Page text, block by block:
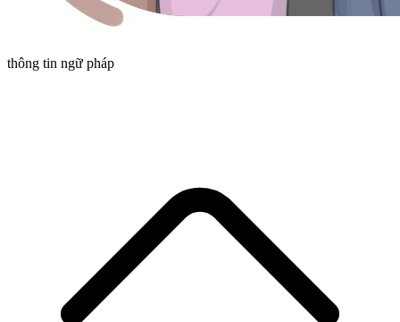
thông tin ngữ pháp